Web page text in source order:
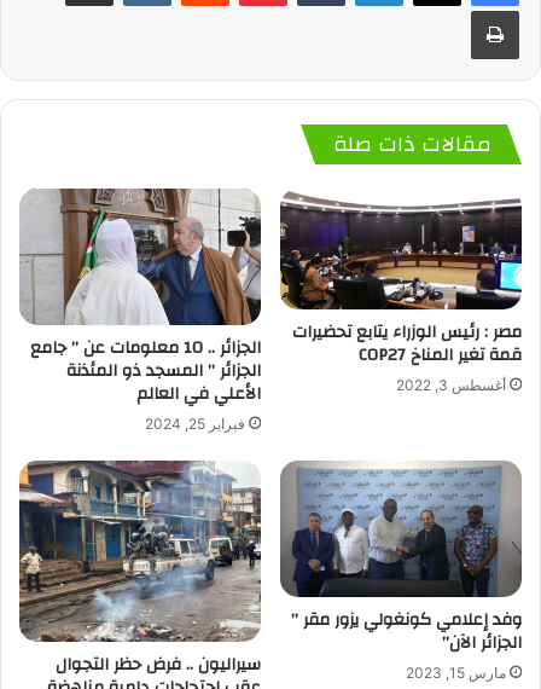
طباعة
مقالات ذات صلة
مصر : رئيس الوزراء يتابع تحضيرات
قمة تغير المناخ COP27
أغسطس 3, 2022
الجزائر .. 10 معلومات عن ” جامع
الجزائر ” المسجد ذو المئذنة
الأعلي في العالم
فبراير 25, 2024
وفد إعلامي كونغولي يزور مقر ”
الجزائر الآن”
مارس 15, 2023 ‏سيراليون .. فرض حظر التجوال